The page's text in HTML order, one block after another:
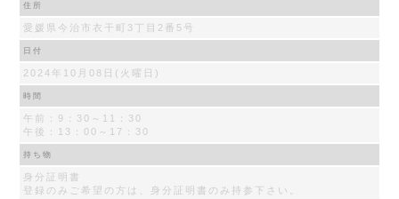
住所
愛媛県今治市衣干町3丁目2番5号
日付
2024年10月08日(火曜日)
時間
午前：9：30～11：30
午後：13：00～17：30
持ち物
身分証明書
登録のみご希望の方は、身分証明書のみ持参下さい。